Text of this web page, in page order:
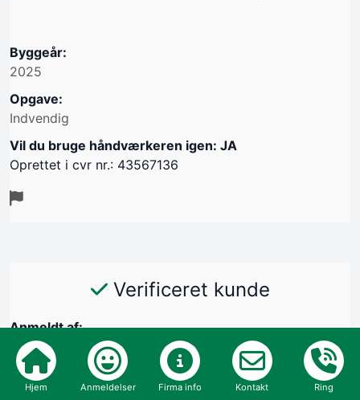
Byggeår:
2025
Opgave:
Indvendig
Vil du bruge håndværkeren igen: JA
Oprettet i cvr nr.: 43567136
Verificeret kunde
Anmeldt af:
Helle Willemoes, 2980 Kokkedal
29/10-2025
Hjem Anmeldelser Firma info Kontakt Ring